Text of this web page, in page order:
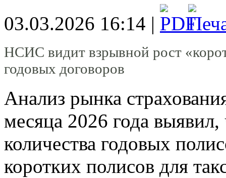
03.03.2026 16:14 |
НСИС видит взрывной рост
годовых договоров
Анализ рынка
месяца 2026 года
количества годовых
коротких полисов для